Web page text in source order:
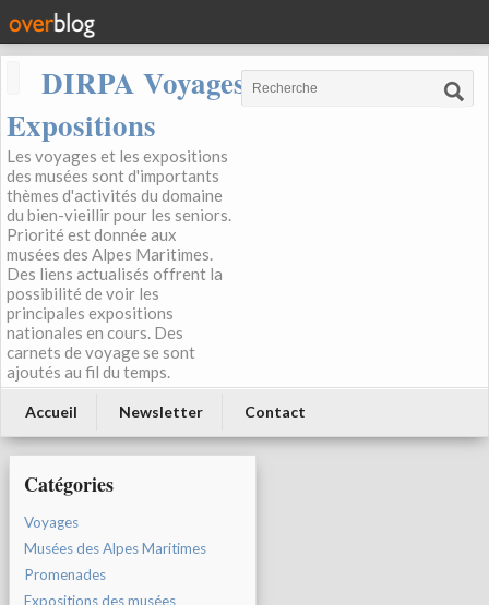
DIRPA Voyages, Musées,
Expositions
Les voyages et les expositions
des musées sont d'importants
thèmes d'activités du domaine
du bien-vieillir pour les seniors.
Priorité est donnée aux
musées des Alpes Maritimes.
Des liens actualisés offrent la
possibilité de voir les
principales expositions
nationales en cours. Des
carnets de voyage se sont
ajoutés au fil du temps.
Accueil Newsletter Contact
Catégories
Voyages
Musées des Alpes Maritimes
Promenades
Expositions des musées